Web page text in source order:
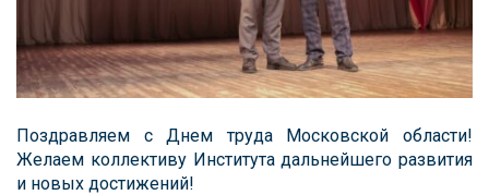
Поздравляем с Днем труда Московской области!
Желаем коллективу Института дальнейшего развития
и новых достижений!